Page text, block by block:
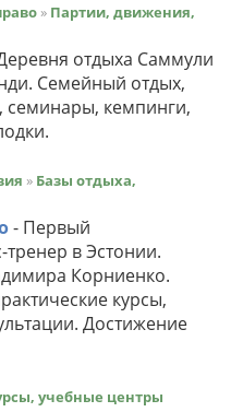
» Партии, движения,
отдыха Саммули
Семейный отдых,
семинары, кемпинги,
» Базы отдыха,
- Первый
в Эстонии.
Корниенко.
курсы,
Достижение
учебные центры